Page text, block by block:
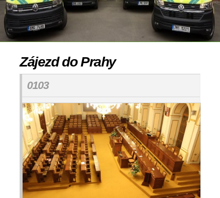
Zájezd do Prahy
0103